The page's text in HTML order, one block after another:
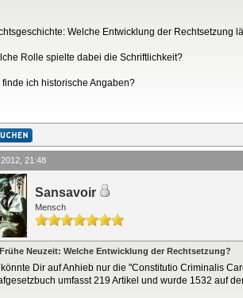
Welche Entwicklung der Rechtsetzung
Rolle spielte dabei die Schriftlichkeit?
finde ich historische Angaben?
21:48
Sansavoir
Mensch
Neuzeit: Welche Entwicklung der Rechtsetzung?
könnte Dir auf Anhieb nur die "Constitutio Criminalis
umfasst 219 Artikel und wurde 1532 auf